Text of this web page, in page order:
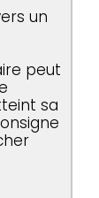
un
peut
sa